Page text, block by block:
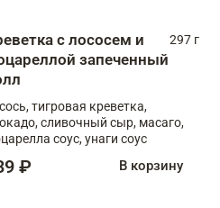
с лососем и
запеченный
297 г
тигровая креветка,
сливочный сыр, масаго,
соус, унаги соус
₽ В корзину